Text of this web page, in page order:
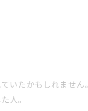
いたかもしれません。
人。